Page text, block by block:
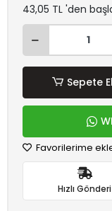
43,05 TL 'den
Sepete
Favorilerime
Hızlı Gönderi